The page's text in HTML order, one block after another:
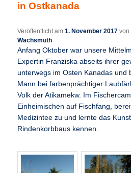
in Ostkanada
Veröffentlicht am1. November 2017 von
Wachsmuth
Anfang Oktober war unsere
Expertin Franziska abseits ihrer
unterwegs im Osten Kanadas und
Mann bei farbenprächtiger
Volk der Atikamekw. Im
Einheimischen auf Fischfang,
Medizintee zu und lernte das
Rindenkorbbaus kennen.